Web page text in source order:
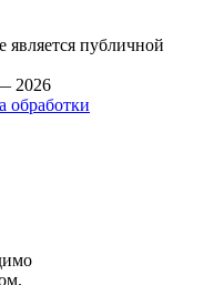
является публичной
2026
обработки